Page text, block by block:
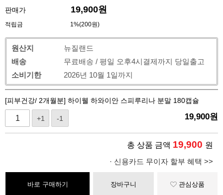
판매가
19,900원
적립금 1%(200원)
원산지
뉴질랜드
배송
무료배송 / 평일 오후4시결제까지 당일출고
소비기한
2026년 10월 1일까지
[피부건강/ 2개월분] 하이웰 하와이안 스피루리나 분말 180캡슐
+1 -1 19,900원
총 상품 금액 19,900 원
· 신용카드 무이자 할부 혜택 >>
바로 구매하기 장바구니 관심상품